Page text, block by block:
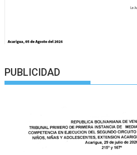
PUBLICIDAD